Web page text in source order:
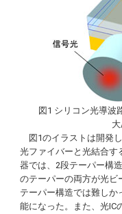
図1 シリコン光導波
図1のイラストは開発
光ファイバーと光結合す
器では、2段テーパー構
のテーパーの両方が光
テーパー構造では難し
能になった。また、光IC